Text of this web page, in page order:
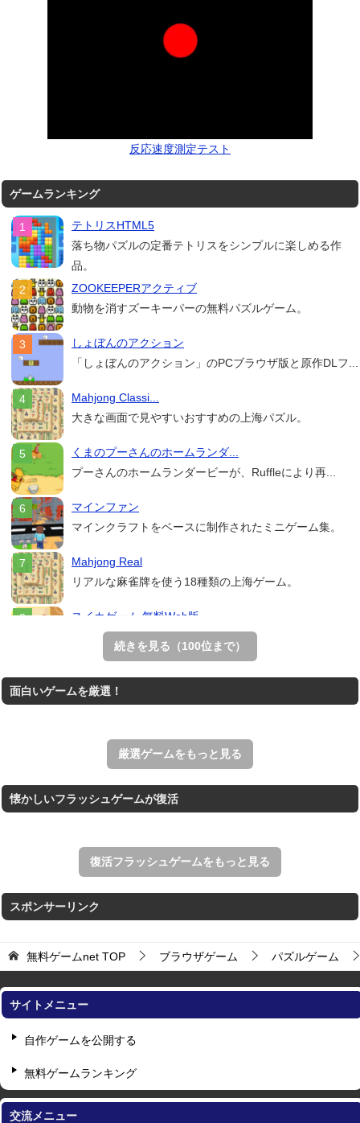
反応速度測定テスト
ゲームランキング
テトリスHTML5
落ち物パズルの定番テトリスをシンプルに楽しめる作
品。
ZOOKEEPERアクティブ
動物を消すズーキーパーの無料パズルゲーム。
しょぼんのアクション
「しょぼんのアクション」のPCブラウザ版と原作DLフ...
Mahjong Classi...
大きな画面で見やすいおすすめの上海パズル。
くまのプーさんのホームランダ...
プーさんのホームランダービーが、Ruffleにより再...
マインファン
マインクラフトをベースに制作されたミニゲーム集。
Mahjong Real
リアルな麻雀牌を使う18種類の上海ゲーム。
スイカゲーム 無料Web版
スイカゲームをスクラッチで再現した無料Web版。
王国を構築していく放置系のシミュレーションゲーム。
すべての矢印を画面外へ導くパズルゲーム。
続きを見る（100位まで）
面白いゲームを厳選！
厳選ゲームをもっと見る
懐かしいフラッシュゲームが復活
復活フラッシュゲームをもっと見る
スポンサーリンク
無料ゲームnet TOP ブラウザゲーム パズルゲーム
サイトメニュー
自作ゲームを公開する
無料ゲームランキング
交流メニュー